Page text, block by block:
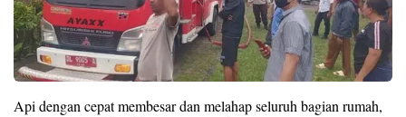
Api dengan cepat membesar dan melahap seluruh bagian rumah,